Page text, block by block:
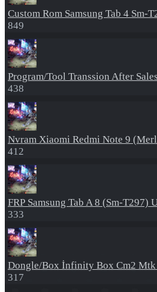
Custom Rom Samsung Tab 4 Sm-T230
849
Program/Tool Transsion After Sales Tool V1.5.1 Full
438
Nvram Xiaomi Redmi Note 9 (Merlin)
412
FRP Samsung Tab A 8 (Sm-T297)
333
Dongle/Box İnfinity Box Cm2 Mtk
317